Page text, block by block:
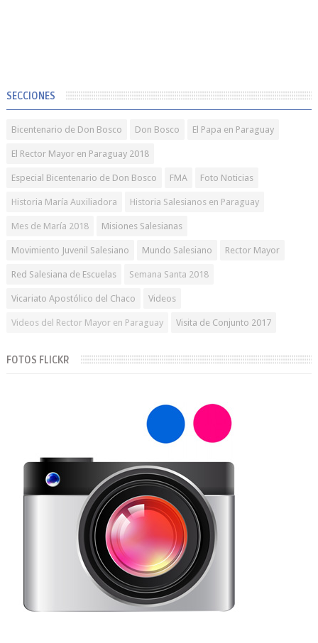
SECCIONES
Bicentenario de Don Bosco Don Bosco El Papa en Paraguay
El Rector Mayor en Paraguay 2018
Especial Bicentenario de Don Bosco FMA Foto Noticias
Historia María Auxiliadora Historia Salesianos en Paraguay
Mes de María 2018 Misiones Salesianas
Movimiento Juvenil Salesiano Mundo Salesiano Rector Mayor
Red Salesiana de Escuelas Semana Santa 2018
Vicariato Apostólico del Chaco Videos
Videos del Rector Mayor en Paraguay Visita de Conjunto 2017
FOTOS FLICKR